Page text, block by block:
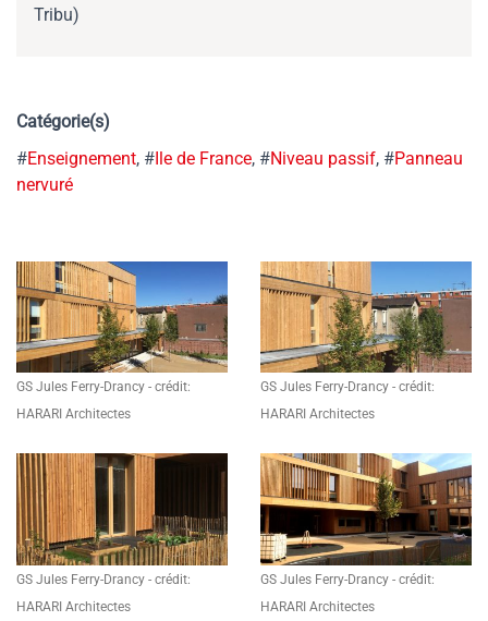
Tribu)
Catégorie(s)
#Enseignement, #Ile de France, #Niveau passif, #Panneau
nervuré
GS Jules Ferry-Drancy - crédit:
HARARI Architectes
GS Jules Ferry-Drancy - crédit:
HARARI Architectes
GS Jules Ferry-Drancy - crédit:
HARARI Architectes
GS Jules Ferry-Drancy - crédit:
HARARI Architectes